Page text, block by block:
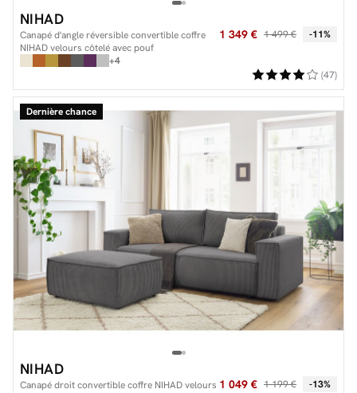
NIHAD
Canapé d'angle réversible convertible coffre
NIHAD velours côtelé avec pouf
1 349 € 1 499 € -11%
+4
(47)
Dernière chance
NIHAD
Canapé droit convertible coffre NIHAD velours 1 049 € 1 199 € -13%